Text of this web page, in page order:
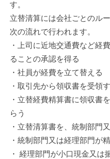
す。
立替清算には会社ごとのル
次の流れで行われます。
・上司に近地交通費など経
ることの承認を得る
・社員が経費を立て替える
・取引先から領収書を受領
・立替経費精算書に領収書
らう
・立替清算書を、統制部門
・統制部門又は経理部門が
・ 経理部門が小口現金又は